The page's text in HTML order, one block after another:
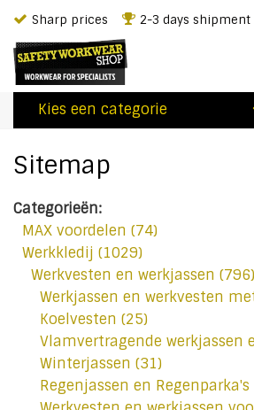
Sharp prices 2-3 days shipment
Kies een categorie
Sitemap
Categorieën:
MAX voordelen (74)
Werkkledij (1029)
Werkvesten en werkjassen (796)
Werkjassen en werkvesten
Koelvesten (25)
Vlamvertragende werkjassen
Winterjassen (31)
Regenjassen en Regenparka's